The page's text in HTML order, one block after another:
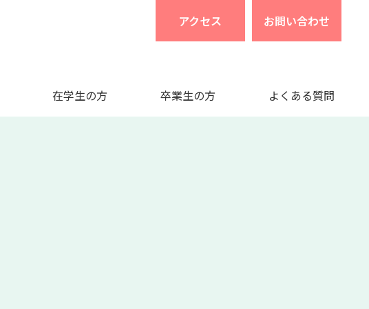
アクセス お問い合わせ
在学生の方 卒業生の方 よくある質問